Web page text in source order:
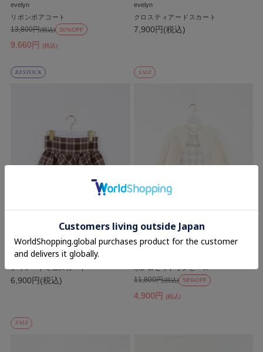
evelyn
リボンボアコート
9,660円 (税込)
13,800円(税込) 30%OFF
evelyn
クロスティアードスカート
7,900円(税込)
RESTOCK
evelyn
ティアードミニスカート
6,900円(税込)
SALE
ボレロセットワンピース
4,900円 (税込)
11,800円(税込) 58%OFF
SALE